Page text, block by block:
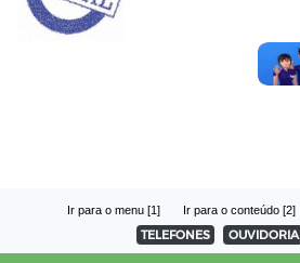
Ir para o menu [1] Ir para o conteúdo [2]
TELEFONES OUVIDORIA